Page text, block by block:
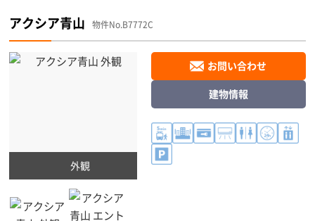
アクシア青山 物件No.B7772C
外観
お問い合わせ
建物情報